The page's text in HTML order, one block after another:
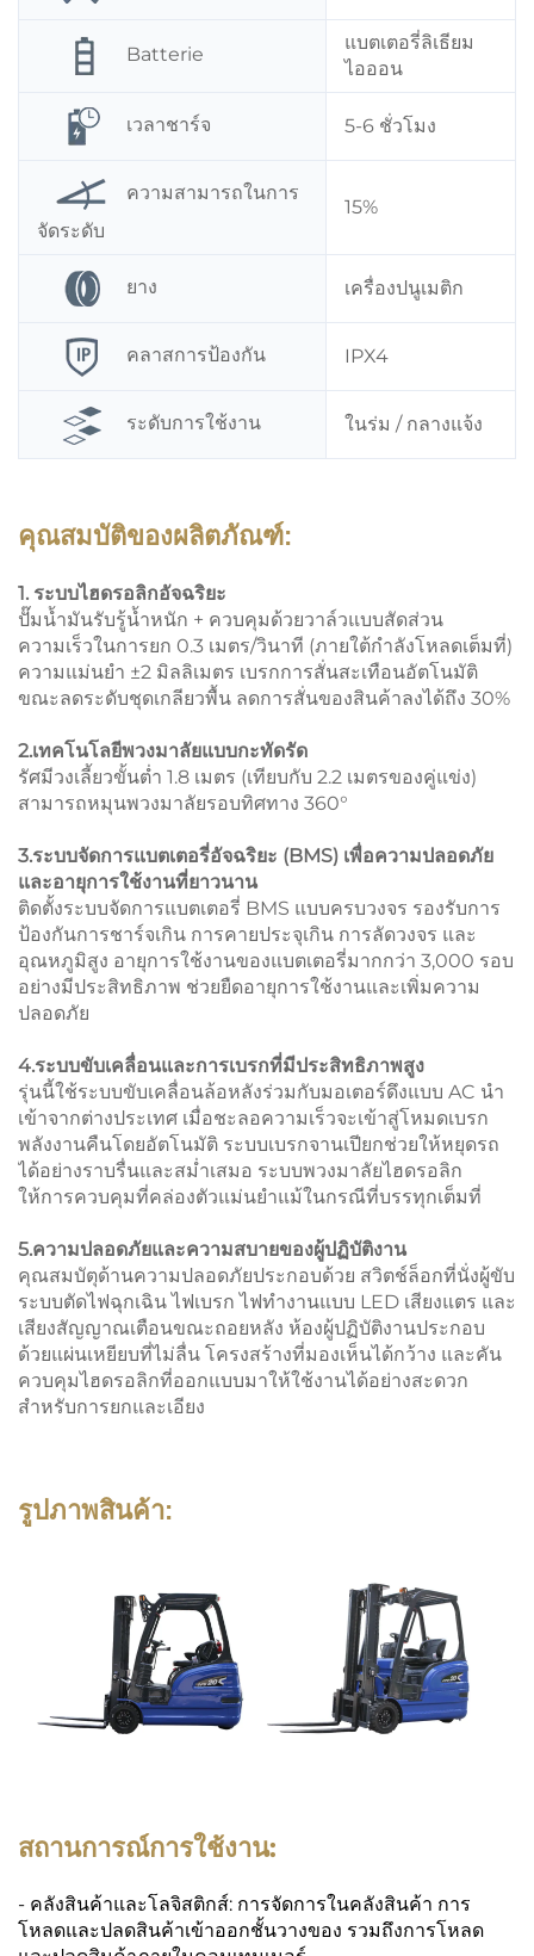
Batterie
แบตเตอรี่ลิเธียม
ไอออน
เวลาชาร์จ 5-6 ชั่วโมง
ความสามารถในการ
จัดระดับ
15%
ยาง เครื่องปนูเมติก
คลาสการป้องกัน IPX4
ระดับการใช้งาน ในร่ม / กลางแจ้ง
คุณสมบัติของผลิตภัณฑ์:
1. ระบบไฮดรอลิกอัจฉริยะ
ปั๊มน้ำมันรับรู้น้ำหนัก + ควบคุมด้วยวาล์วแบบสัดส่วน
ความเร็วในการยก 0.3 เมตร/วินาที (ภายใต้กำลังโหลดเต็มที่)
ความแม่นยำ ±2 มิลลิเมตร เบรกการสั่นสะเทือนอัตโนมัติ
ขณะลดระดับชุดเกลียวพื้น ลดการสั่นของสินค้าลงได้ถึง 30%
2.เทคโนโลยีพวงมาลัยแบบกะทัดรัด
รัศมีวงเลี้ยวขั้นต่ำ 1.8 เมตร (เทียบกับ 2.2 เมตรของคู่แข่ง)
สามารถหมุนพวงมาลัยรอบทิศทาง 360°
3.ระบบจัดการแบตเตอรี่อัจฉริยะ (BMS) เพื่อความปลอดภัย
และอายุการใช้งานที่ยาวนาน
ติดตั้งระบบจัดการแบตเตอรี่ BMS แบบครบวงจร รองรับการ
ป้องกันการชาร์จเกิน การคายประจุเกิน การลัดวงจร และ
อุณหภูมิสูง อายุการใช้งานของแบตเตอรี่มากกว่า 3,000 รอบ
อย่างมีประสิทธิภาพ ช่วยยืดอายุการใช้งานและเพิ่มความ
ปลอดภัย
4.ระบบขับเคลื่อนและการเบรกที่มีประสิทธิภาพสูง
รุ่นนี้ใช้ระบบขับเคลื่อนล้อหลังร่วมกับมอเตอร์ดึงแบบ AC นำ
เข้าจากต่างประเทศ เมื่อชะลอความเร็วจะเข้าสู่โหมดเบรก
พลังงานคืนโดยอัตโนมัติ ระบบเบรกจานเปียกช่วยให้หยุดรถ
ได้อย่างราบรื่นและสม่ำเสมอ ระบบพวงมาลัยไฮดรอลิก
ให้การควบคุมที่คล่องตัวแม่นยำแม้ในกรณีที่บรรทุกเต็มที่
5.ความปลอดภัยและความสบายของผู้ปฏิบัติงาน
คุณสมบัตุด้านความปลอดภัยประกอบด้วย สวิตช์ล็อกที่นั่งผู้ขับ
ระบบตัดไฟฉุกเฉิน ไฟเบรก ไฟทำงานแบบ LED เสียงแตร และ
เสียงสัญญาณเตือนขณะถอยหลัง ห้องผู้ปฏิบัติงานประกอบ
ด้วยแผ่นเหยียบที่ไม่ลื่น โครงสร้างที่มองเห็นได้กว้าง และคัน
ควบคุมไฮดรอลิกที่ออกแบบมาให้ใช้งานได้อย่างสะดวก
สำหรับการยกและเอียง
รูปภาพสินค้า:
สถานการณ์การใช้งาน:
- คลังสินค้าและโลจิสติกส์: การจัดการในคลังสินค้า การ
โหลดและปลดสินค้าเข้าออกชั้นวางของ รวมถึงการโหลด